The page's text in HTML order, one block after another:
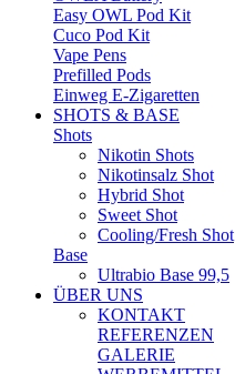
Easy OWL Pod Kit
Cuco Pod Kit
Vape Pens
Prefilled Pods
Einweg E-Zigaretten
SHOTS & BASE
Shots
Nikotin Shots
Nikotinsalz Shot
Hybrid Shot
Sweet Shot
Cooling/Fresh Shot
Base
Ultrabio Base 99,5
ÜBER UNS
KONTAKT
REFERENZEN
GALERIE